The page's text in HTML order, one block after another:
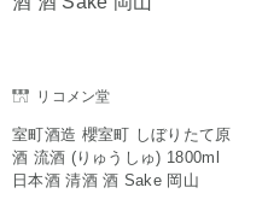
リコメン堂
室町酒造 櫻室町 しぼりたて原
酒 流酒 (りゅうしゅ) 1800ml
日本酒 清酒 酒 Sake 岡山